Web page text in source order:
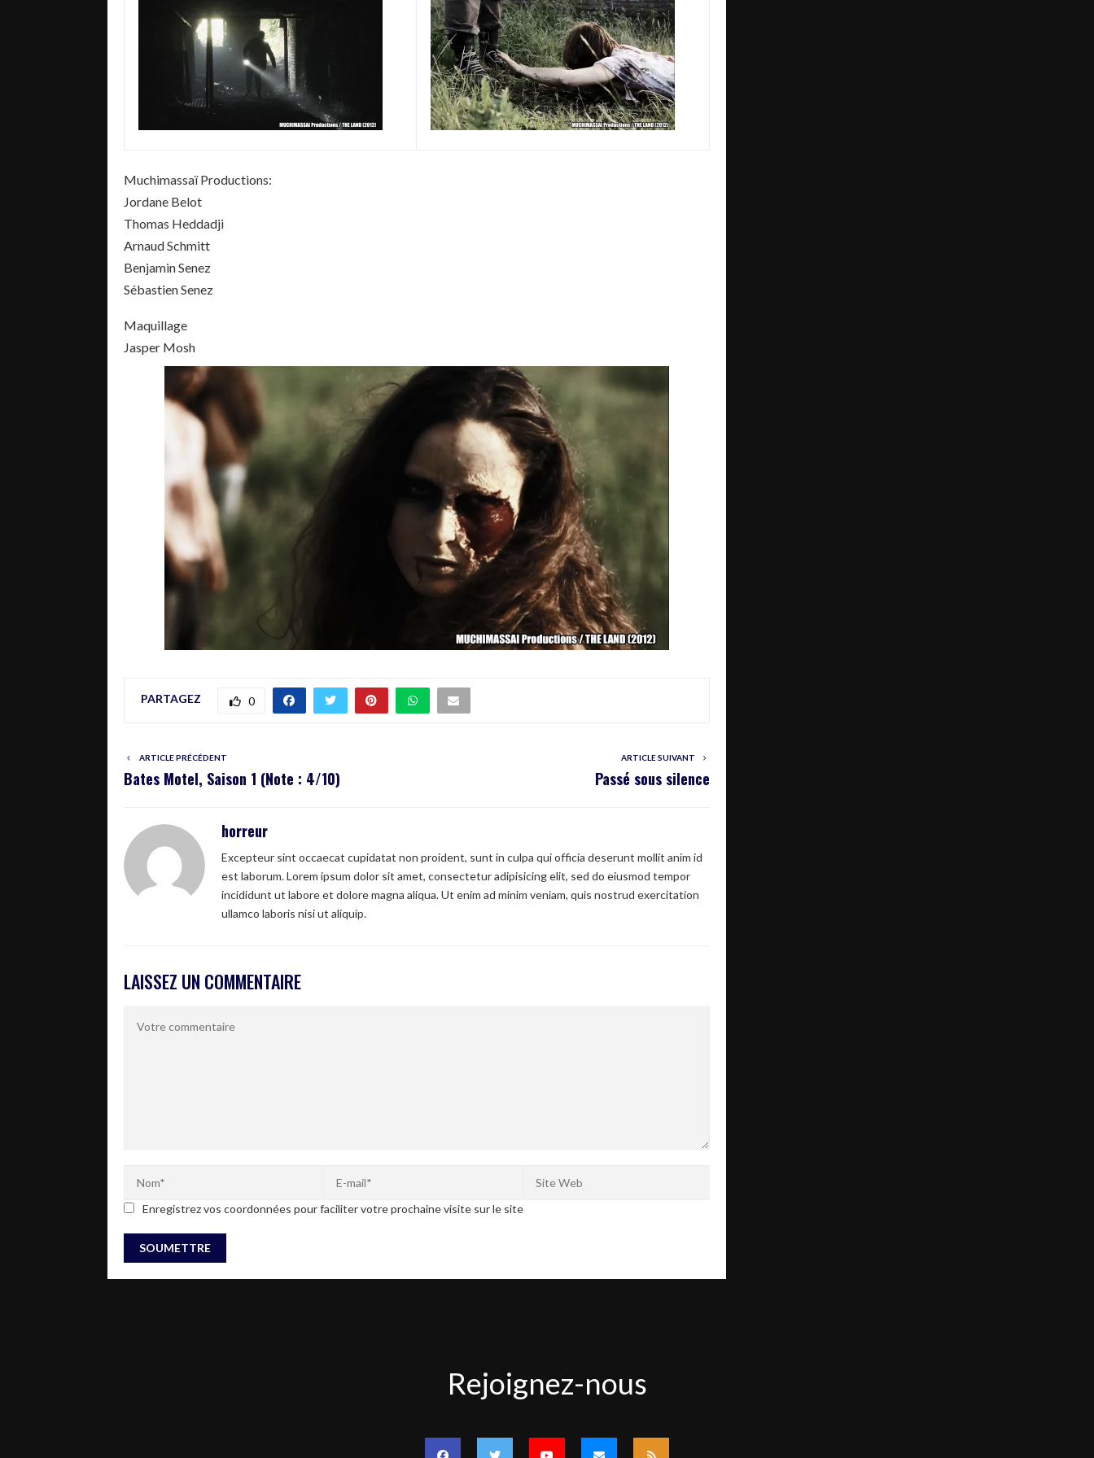
Muchimassaï Productions:
Jordane Belot
Thomas Heddadji
Arnaud Schmitt
Benjamin Senez
Sébastien Senez
Maquillage
Jasper Mosh
PARTAGEZ 0
ARTICLE PRÉCÉDENT
Bates Motel, Saison 1 (Note : 4/10)
ARTICLE SUIVANT
Passé sous silence
horreur
Excepteur sint occaecat cupidatat non proident, sunt in culpa qui officia deserunt mollit anim id
est laborum. Lorem ipsum dolor sit amet, consectetur adipisicing elit, sed do eiusmod tempor
incididunt ut labore et dolore magna aliqua. Ut enim ad minim veniam, quis nostrud exercitation
ullamco laboris nisi ut aliquip.
LAISSEZ UN COMMENTAIRE
Enregistrez vos coordonnées pour faciliter votre prochaine visite sur le site
nous
Rejoignez-nous